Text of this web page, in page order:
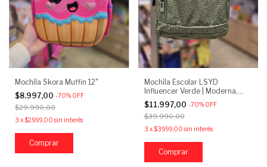
Mochila Skora Muffin 12"
$8.997,00 -70% OFF
$29.990,00
3 x$2.999,00 sin interés
Mochila Escolar LSYD
Influencer Verde | Moderna,
Liviana y Resistente
$11.997,00 -70% OFF
$39.990,00
3 x$3.999,00 sin interés